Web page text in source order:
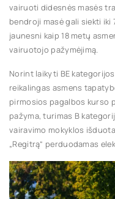
vairuoti didesnės masės
bendroji masė gali siekti iki
jaunesni kaip 18 metų
vairuotojo pažymėjimą.
Norint laikyti BE
reikalingas asmens
pirmosios pagalbos kurso
pažyma, turimas B
vairavimo mokyklos
„Regitrą“ perduodamas